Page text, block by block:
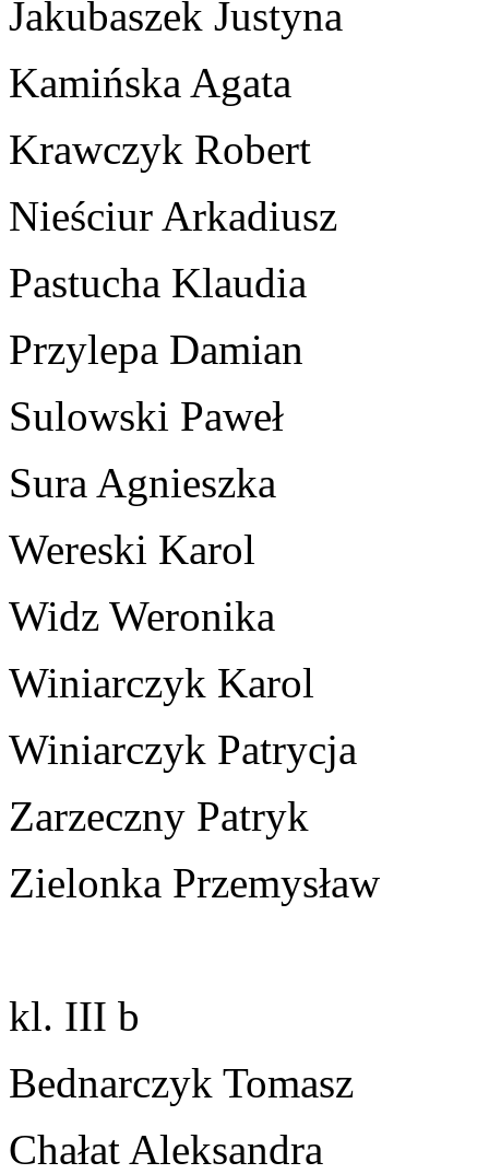
Jakubaszek Justyna
Kamińska Agata
Krawczyk Robert
Nieściur Arkadiusz
Pastucha Klaudia
Przylepa Damian
Sulowski Paweł
Sura Agnieszka
Wereski Karol
Widz Weronika
Winiarczyk Karol
Winiarczyk Patrycja
Zarzeczny Patryk
Zielonka Przemysław
kl. III b
Bednarczyk Tomasz
Chałat Aleksandra